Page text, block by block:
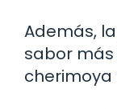
Además,
sabor
cherimoya